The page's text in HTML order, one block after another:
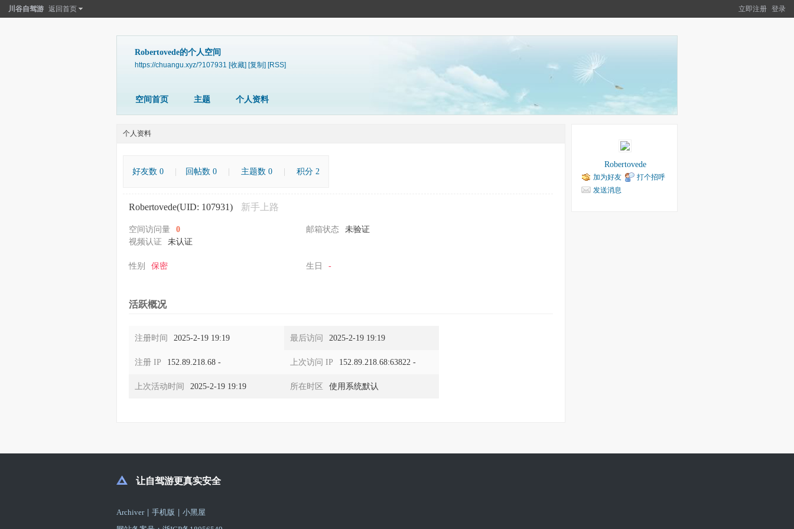
立即注册 登录
川谷自驾游 返回首页
Robertovede的个人空间
https://chuangu.xyz/?107931 [收藏] [复制] [RSS]
空间首页 主题 个人资料
个人资料
好友数 0 回帖数 0 主题数 0 积分 2
Robertovede(UID: 107931) 新手上路
空间访问量 0 邮箱状态
未验证
视频认证
未认证
性别 保密 生日 -
活跃概况
注册时间 2025-2-19 19:19 最后访问 2025-2-19 19:19
注册 IP 152.89.218.68 - 上次访问 IP 152.89.218.68:63822 -
上次活动时间 2025-2-19 19:19 所在时区 使用系统默认
Robertovede
加为好友
打个招呼
发送消息
让自驾游更真实安全
Archiver | 手机版 | 小黑屋